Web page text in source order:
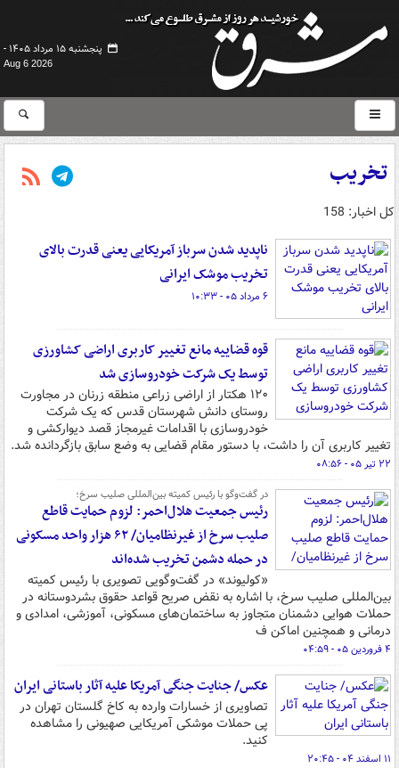
پنجشنبه ۱۵ مرداد ۱۴۰۵ -
Aug 6 2026
تخریب
کل اخبار: 158
ناپدید شدن سرباز آمریکایی یعنی قدرت بالای
تخریب موشک ایرانی
۶ مرداد ۰۵ - ۱۰:۳۳
قوه قضاییه مانع تغییر کاربری اراضی کشاورزی
توسط یک شرکت خودروسازی شد
۱۲۰ هکتار از اراضی زراعی منطقه زرنان در مجاورت
روستای دانش شهرستان قدس که یک شرکت
خودروسازی با اقدامات غیرمجاز قصد دیوارکشی و
تغییر کاربری آن را داشت، با دستور مقام قضایی به وضع سابق بازگردانده شد.
۲۲ تیر ۰۵ - ۰۸:۵۶
در گفت‌وگو با رئیس کمیته بین‌المللی صلیب سرخ؛
رئیس جمعیت هلال‌احمر: لزوم حمایت قاطع
صلیب سرخ از غیرنظامیان/ ۶۲ هزار واحد مسکونی
در حمله دشمن تخریب شده‌اند
«کولیوند» در گفت‌وگویی تصویری با رئیس کمیته
بین‌المللی صلیب سرخ، با اشاره به نقض صریح قواعد حقوق بشردوستانه در
حملات هوایی دشمنان متجاوز به ساختمان‌های مسکونی، آموزشی، امدادی و
درمانی و همچنین اماکن ف
۴ فروردین ۰۵ - ۰۴:۵۹
عکس/ جنایت جنگی آمریکا علیه آثار باستانی ایران
تصاویری از خسارات وارده به کاخ گلستان تهران در
پی حملات موشکی آمریکایی صهیونی را مشاهده
کنید.
۱۱ اسفند ۰۴ - ۲۰:۴۵